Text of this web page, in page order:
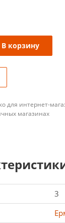
В корзину
для интернет-
магазинах
3